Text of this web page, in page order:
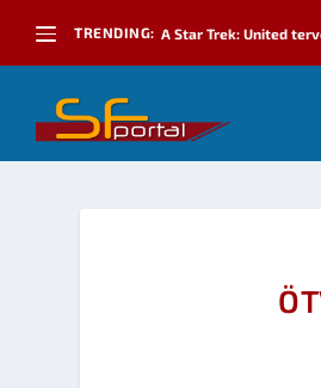
TRENDING: A Star Trek: United